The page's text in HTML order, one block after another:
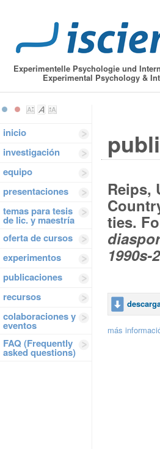
Experimentelle Psychologie und
Experimental Psychology &
inicio
investigación
equipo
presentaciones
temas para tesis
de lic. y maestría
oferta de cursos
experimentos
publicaciones
recursos
colaboraciones y
eventos
FAQ (Frequently
asked questions)
Reips,
ties.
1990s-
más